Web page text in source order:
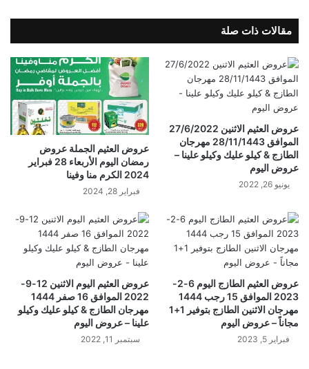
مقالات ذات صلة
عروض العثيم الاثنين 27/6/2022
الموافق 28/11/1443 مهرجان
الطازج & كيلو عليك وكيلو علينا –
عروض اليوم
يونيو 26, 2022
عروض العثيم الجملة عروض
رمضان اليوم الأربعاء 28 فبراير
2024 الكرم منا وفينا
فبراير 28, 2024
عروض العثيم الطازج اليوم 6-2-
2023 الموافق 15 رجب 1444
مهرجان الاثنين الطازج بتوفير 1+1
مجاناً – عروض اليوم
فبراير 5, 2023
عروض العثيم اليوم الاثنين 12-9-
2022 الموافق 16 صفر 1444
مهرجان الطازج & كيلو عليك وكيلو
علينا – عروض اليوم
سبتمبر 11, 2022